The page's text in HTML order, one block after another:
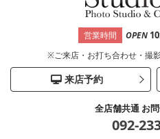
営業時間 OPEN
※ご来店・お打ち合わせ・撮
来店予約
全店舗共通 お
092-